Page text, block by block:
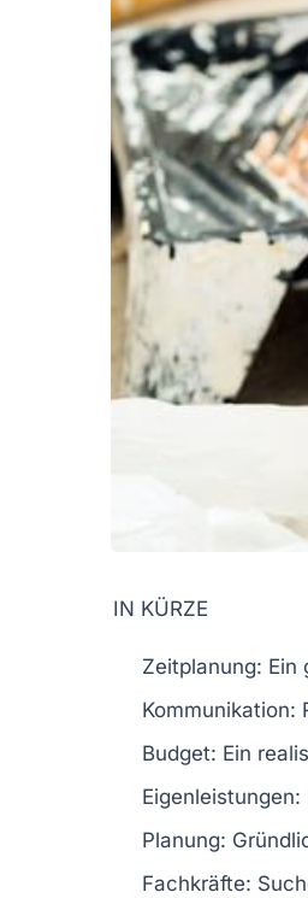
IN KÜRZE
Zeitplanung: Ein
Kommunikation:
Budget: Ein
Eigenleistungen:
Planung:
Fachkräfte: